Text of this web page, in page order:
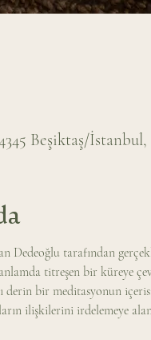
Beşiktaş/
Dedeoğlu tarafından
titreşen bir küreye
derin bir meditasyonun
ilişkilerini irdelemeye